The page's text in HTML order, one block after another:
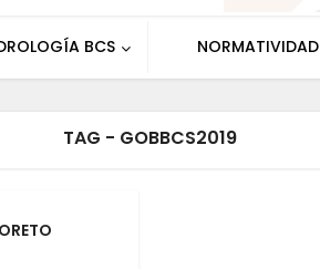
BCS NORMATIVIDAD
TAG - GOBBCS2019